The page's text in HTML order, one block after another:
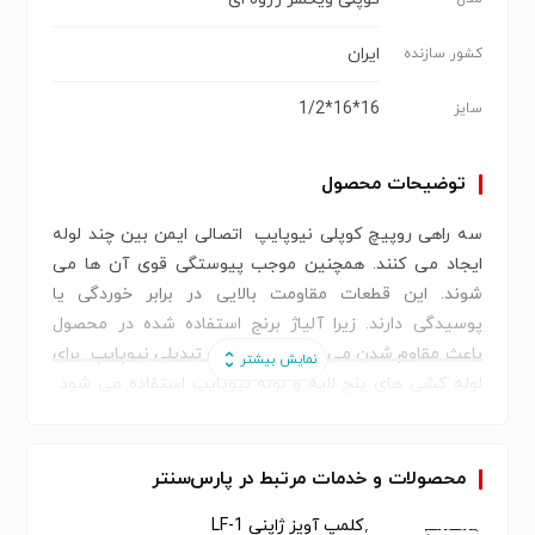
کشور سازنده ایران
سایز 16*16*1/2
توضیحات محصول
سه راهی روپیچ کوپلی نیوپایپ اتصالی ایمن بین چند لوله
ایجاد می کنند. همچنین موجب پیوستگی قوی آن ها می
شوند. این قطعات مقاومت بالایی در برابر خوردگی یا
پوسیدگی دارند. زیرا آلیاژ برنج استفاده شده در محصول
باعث مقاوم شدن می گردد. این سه راه تبدیلی نیوپایپ برای
لوله کشی های پنج لایه و لوله نیوپایپ استفاده می شود..
کشی ساختمان است.
محصولات و خدمات مرتبط در پارس‌سنتر
کلمپ آویز ژاپنی LF-1